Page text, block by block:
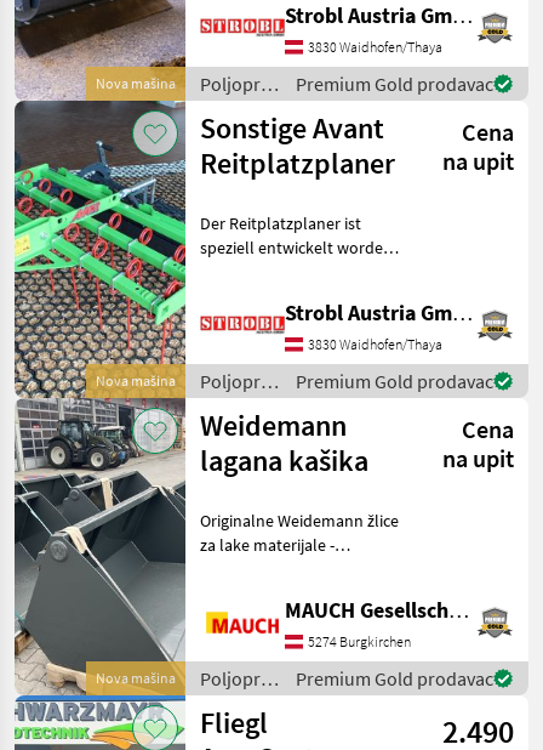
Nova mašina
die Reinigung von Weiden
und Paddocks. Durch ihre
einfac
Strobl Austria GmbH
3830 Waidhofen/Thaya
Poljoprivredni
motorni
strojevi /
Sonstige
Premium Gold prodavac
Nova mašina
Sonstige Avant
Reitplatzplaner
Cena
na upit
Der Reitplatzplaner ist
speziell entwickelt worden,
Unterbau zu beschädigen.
Er ist die ideale Lösung für
die Pflege und
Strobl Austria GmbH
3830 Waidhofen/Thaya
Poljoprivredni
motorni
strojevi /
Sonstige
Premium Gold prodavac
Nova mašina
Weidemann
lagana kašika
Cena
na upit
Originalne Weidemann žlice
za lake materijale -
hidrauličkim
zaključavanjem - Različite
veličine dostupne na
zahtjev Rado ću vam detal
MAUCH Gesellschaft m.b.H. & Co.KG
5274 Burgkirchen
Poljoprivredni
motorni
strojevi /
Premium Gold prodavac
Fliegl
2.490